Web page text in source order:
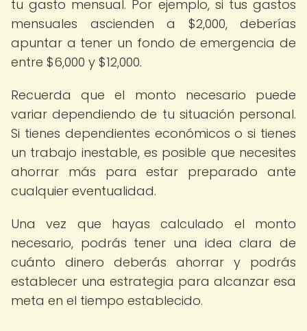
tu gasto mensual. Por ejemplo, si tus gastos
mensuales ascienden a $2,000, deberías
apuntar a tener un fondo de emergencia de
entre $6,000 y $12,000.
Recuerda que el monto necesario puede
variar dependiendo de tu situación personal.
Si tienes dependientes económicos o si tienes
un trabajo inestable, es posible que necesites
ahorrar más para estar preparado ante
cualquier eventualidad.
Una vez que hayas calculado el monto
necesario, podrás tener una idea clara de
cuánto dinero deberás ahorrar y podrás
establecer una estrategia para alcanzar esa
meta en el tiempo establecido.